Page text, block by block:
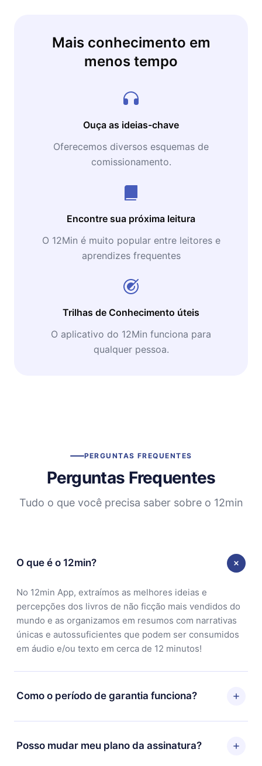
Mais conhecimento em
menos tempo
Ouça as ideias-chave
Oferecemos diversos esquemas de
comissionamento.
Encontre sua próxima leitura
O 12Min é muito popular entre leitores e
aprendizes frequentes
Trilhas de Conhecimento úteis
O aplicativo do 12Min funciona para
qualquer pessoa.
PERGUNTAS FREQUENTES
Perguntas Frequentes
Tudo o que você precisa saber sobre o 12min
O que é o 12min?
No 12min App, extraímos as melhores ideias e
percepções dos livros de não ficção mais vendidos do
mundo e as organizamos em resumos com narrativas
únicas e autossuficientes que podem ser consumidos
em áudio e/ou texto em cerca de 12 minutos!
Como o período de garantia funciona?
Você pode baixar nosso aplicativo e começar a
aproveitar nossa biblioteca. Se por algum motivo não
ficar satisfeito com nossa plataforma, basta entrar em
Posso mudar meu plano da assinatura?